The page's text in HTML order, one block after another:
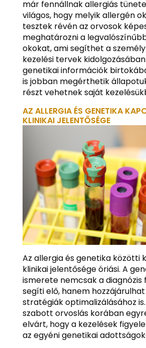
már fennállnak allergiás
világos, hogy melyik allergén
tesztek révén az orvosok
meghatározni a
okokat, ami segíthet a
kezelési tervek
genetikai információk
is jobban megérthetik
részt vehetnek saját
AZ ALLERGIA ÉS GENETIKA
KLINIKAI JELENTŐSÉGE
Az allergia és genetika közötti
klinikai jelentősége óriási. A
ismerete nemcsak a
segíti elő, hanem
stratégiák optimalizálásához
szabott orvoslás korában
elvárt, hogy a kezelések
az egyéni genetikai